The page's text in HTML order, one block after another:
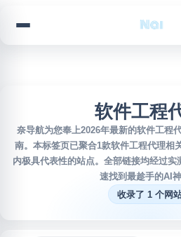
软件工程
奈导航为您奉上2026年最新的软件工程
南。本标签页已聚合1款软件工程代理相
内极具代表性的站点。全部链接均经过
速找到最趁手的AI神
收录了 1 个网